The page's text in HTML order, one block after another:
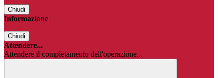
Chiudi
Informazione
Chiudi
Attendere...
Attendere il completamento dell'operazione...